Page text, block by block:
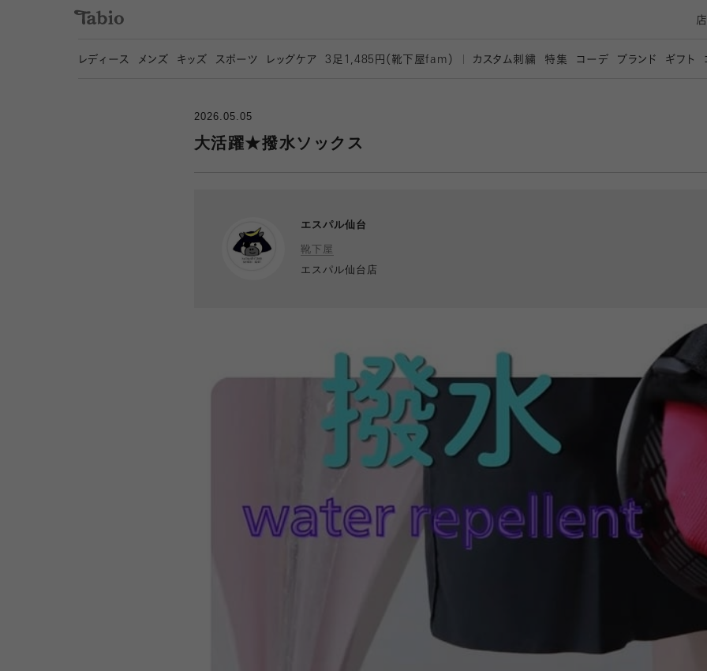
レディース メンズ キッズ スポーツ レッグケア 3 足1,485円（靴下屋fam） カスタム刺繍 特集 コーデ ブランド ギフト
2026.05.05
大活躍★撥水ソックス
エスパル仙台
靴下屋
エスパル仙台店